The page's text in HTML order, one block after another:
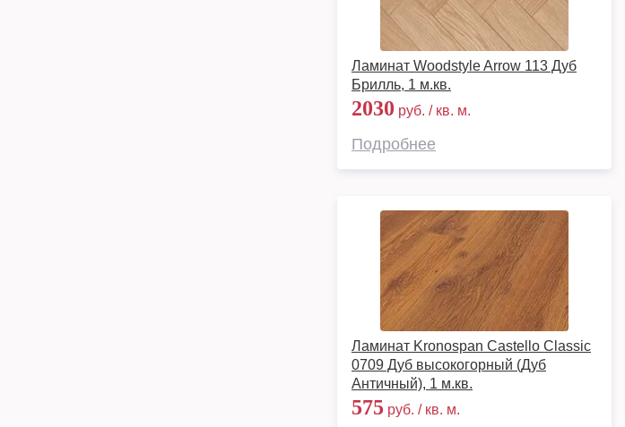
Ламинат Woodstyle Arrow 113 Дуб
Брилль, 1 м.кв.
2030 руб. / кв. м.
Подробнее
Ламинат Kronospan Castello Classic
0709 Дуб высокогорный (Дуб
Античный), 1 м.кв.
575 руб. / кв. м.